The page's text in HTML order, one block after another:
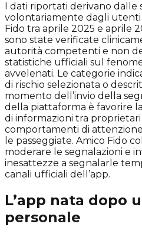
I dati riportati derivano dalle
volontariamente dagli
Fido tra aprile 2025 e aprile
sono state verificate
autorità competenti e non
statistiche ufficiali sul
avvelenati. Le categorie
di rischio selezionata o
momento dell’invio della
della piattaforma è favorire
di informazioni tra
comportamenti di
le passeggiate. Amico Fido
moderare le segnalazioni e
inesattezze a segnalarle
canali ufficiali dell’app.
L’app nata dopo
personale